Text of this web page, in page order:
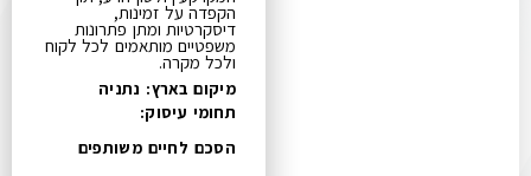
הקפדה על זמינות,
דיסקרטיות ומתן פתרונות
משפטיים מותאמים לכל לקוח
ולכל מקרה.
מיקום בארץ: נתניה
תחומי עיסוק:
הסכם לחיים משותפים